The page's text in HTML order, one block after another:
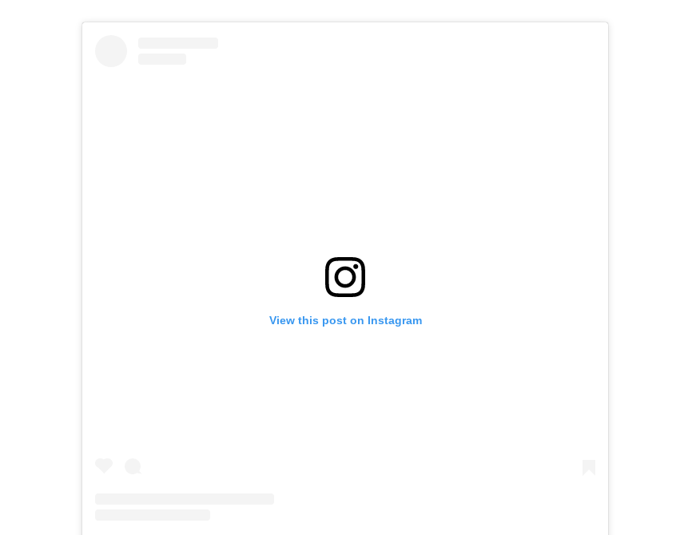
View this post on Instagram